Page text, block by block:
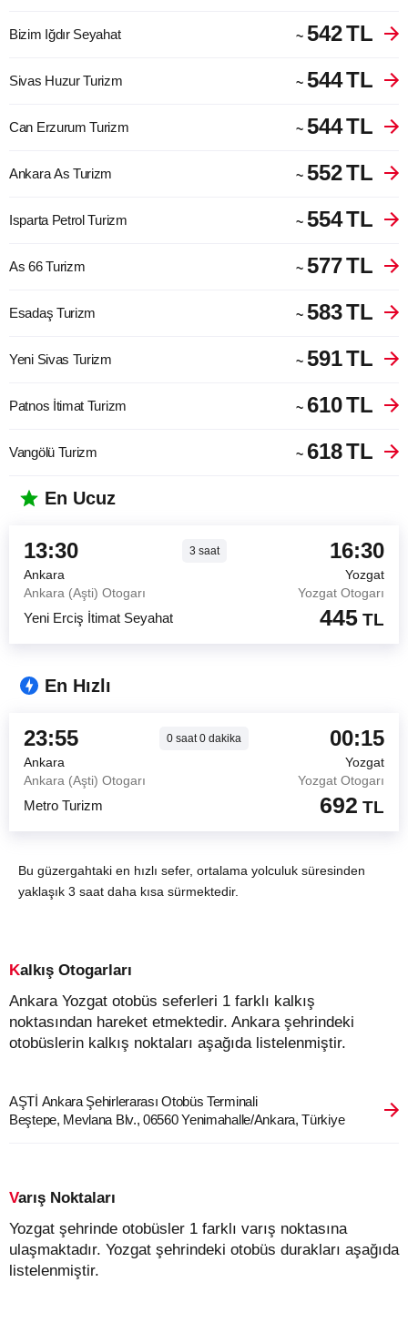
Bizim Iğdır Seyahat ~ 542TL
Sivas Huzur Turizm ~ 544TL
Can Erzurum Turizm ~ 544TL
Ankara As Turizm ~ 552TL
Isparta Petrol Turizm ~ 554TL
As 66 Turizm ~ 577TL
Esadaş Turizm ~ 583TL
Yeni Sivas Turizm ~ 591TL
Patnos İtimat Turizm ~ 610TL
Vangölü Turizm ~ 618TL
En Ucuz
13:30 3 saat 16:30
Ankara
Yozgat
Ankara (Aşti) Otogarı
Yozgat Otogarı
Yeni Erciş İtimat Seyahat 445 TL
En Hızlı
23:55 0 saat0 dakika 00:15
Ankara
Yozgat
Ankara (Aşti) Otogarı
Yozgat Otogarı
Metro Turizm 692 TL
Bu güzergahtaki en hızlı sefer, ortalama yolculuk süresinden
yaklaşık 3 saat daha kısa sürmektedir.
Kalkış Otogarları
Ankara Yozgat otobüs seferleri 1 farklı kalkış
noktasından hareket etmektedir. Ankara şehrindeki
otobüslerin kalkış noktaları aşağıda listelenmiştir.
AŞTİ Ankara Şehirlerarası Otobüs Terminali
Beştepe, Mevlana Blv., 06560 Yenimahalle/Ankara, Türkiye
Varış Noktaları
Yozgat şehrinde otobüsler 1 farklı varış noktasına
ulaşmaktadır. Yozgat şehrindeki otobüs durakları aşağıda
listelenmiştir.